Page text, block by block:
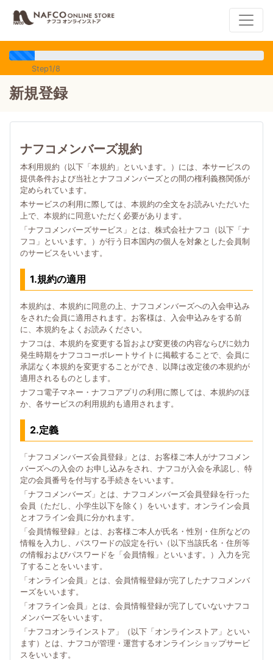
Step1/8
新規登録
ナフコメンバーズ規約
本利用規約（以下「本規約」といいます。）には、本サービスの
提供条件および当社とナフコメンバーズとの間の権利義務関係が
定められています。
本サービスの利用に際しては、本規約の全文をお読みいただいた
上で、本規約に同意いただく必要があります。
「ナフコメンバーズサービス」とは、株式会社ナフコ（以下「ナ
フコ」といいます。）が行う日本国内の個人を対象とした会員制
のサービスをいいます。
1.規約の適用
本規約は、本規約に同意の上、ナフコメンバーズへの入会申込み
をされた会員に適用されます。お客様は、入会申込みをする前
に、本規約をよくお読みください。
ナフコは、本規約を変更する旨および変更後の内容ならびに効力
発生時期をナフココーポレートサイトに掲載することで、会員に
承諾なく本規約を変更することができ、以降は改定後の本規約が
適用されるものとします。
ナフコ電子マネー・ナフコアプリの利用に際しては、本規約のほ
か、各サービスの利用規約も適用されます。
2.定義
「ナフコメンバーズ会員登録」とは、お客様ご本人がナフコメン
バーズへの入会の お申し込みをされ、ナフコが入会を承認し、特
定の会員番号を付与する手続きをいいます。
「ナフコメンバーズ」とは、ナフコメンバーズ会員登録を行った
会員（ただし、小学生以下を除く）をいいます。オンライン会員
とオフライン会員に分かれます。
「会員情報登録」とは、お客様ご本人が氏名・性別・住所などの
情報を入力し、パスワードの設定を行い（以下当該氏名・住所等
の情報およびパスワードを「会員情報」といいます。）入力を完
了することをいいます。
「オンライン会員」とは、会員情報登録が完了したナフコメンバ
ーズをいいます。
「オフライン会員」とは、会員情報登録が完了していないナフコ
メンバーズをいいます。
「ナフコオンラインストア」（以下「オンラインストア」といい
ます）とは、ナフコが管理・運営するオンラインショップサービ
スをいいます。